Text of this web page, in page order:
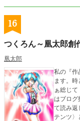
16
つくろん～凰太郎創
凰太郎
私の『作
ます。
ぁ総じ
はブログ
て読み返
テンツ〉